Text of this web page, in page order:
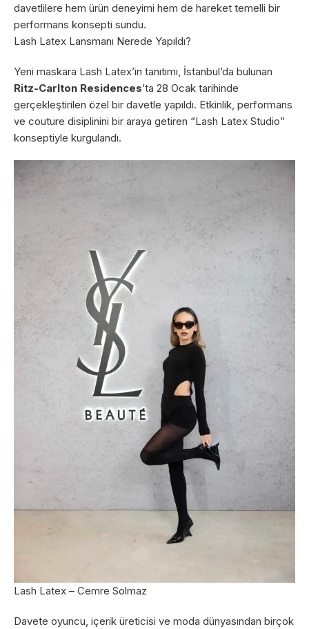
davetlilere hem ürün deneyimi hem de hareket temelli bir
performans konsepti sundu.
Lash Latex Lansmanı Nerede Yapıldı?
Yeni maskara Lash Latex’in tanıtımı, İstanbul’da bulunan
Ritz-Carlton Residences’ta 28 Ocak tarihinde
gerçekleştirilen özel bir davetle yapıldı. Etkinlik, performans
ve couture disiplinini bir araya getiren “Lash Latex Studio”
konseptiyle kurgulandı.
Lash Latex – Cemre Solmaz
Davete oyuncu, içerik üreticisi ve moda dünyasından birçok